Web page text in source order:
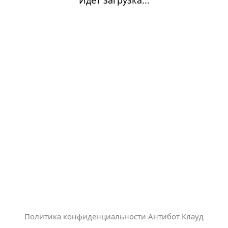
Политика конфиденциальности Антибот Клауд